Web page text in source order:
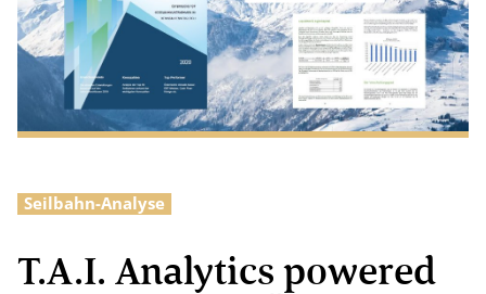
Seilbahn-Analyse
T.A.I. Analytics powered